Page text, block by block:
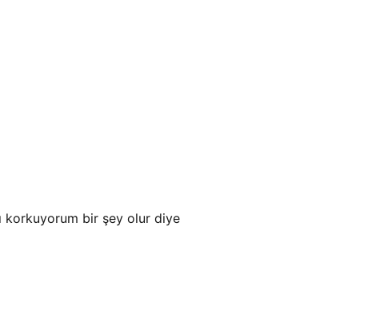
korkuyorum bir şey olur diye